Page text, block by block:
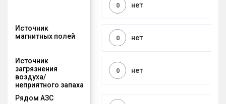
нет
0
Источник
магнитных полей
нет
0
Источник
загрязнения
воздуха/
неприятного запаха
нет
0
Рядом АЗС